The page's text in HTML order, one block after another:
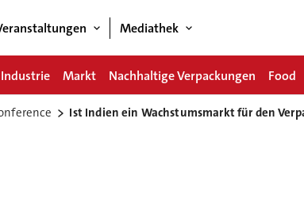
Mediathek
Markt Nachhaltige Verpackungen Food
Ist Indien ein Wachstumsmarkt für den